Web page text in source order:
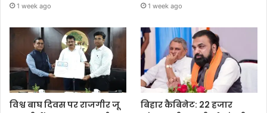
1 week ago 1 week ago
विश्व बाघ दिवस पर राजगीर जू
बिहार कैबिनेट: 22 हजार